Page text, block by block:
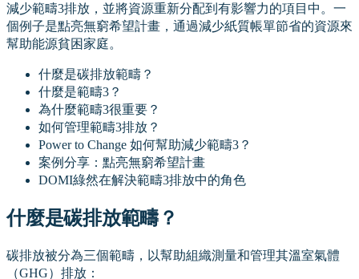
減少範疇3排放，並將資源重新分配到有影響力的項目中。一
個例子是點亮無窮希望計畫，通過減少紙質帳單節省的資源來
幫助能源貧困家庭。
什麼是碳排放範疇？
什麼是範疇3？
為什麼範疇3很重要？
如何管理範疇3排放？
Power to Change 如何幫助減少範疇3？
案例分享：點亮無窮希望計畫
DOMI綠然在解決範疇3排放中的角色
什麼是碳排放範疇？
碳排放被分為三個範疇，以幫助組織測量和管理其溫室氣體
（GHG）排放：